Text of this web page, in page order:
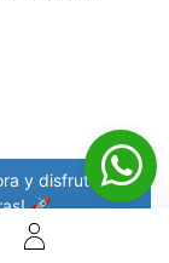
y disfruta de
🚀